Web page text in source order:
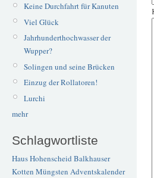
Keine Durchfahrt für Kanuten
Viel Glück
Jahrhunderthochwasser der
Wupper?
Solingen und seine Brücken
Einzug der Rollatoren!
Lurchi
mehr
Schlagwortliste
Haus Hohenscheid Balkhauser
Kotten Müngsten Adventskalender